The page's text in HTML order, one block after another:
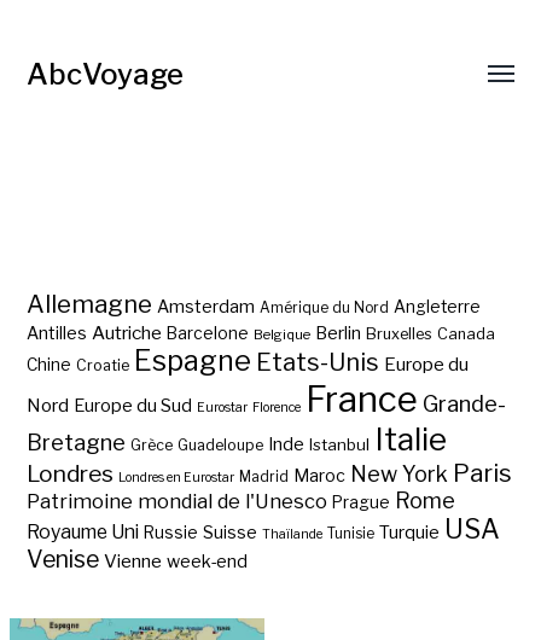
AbcVoyage
Allemagne Amsterdam Amérique du Nord Angleterre
Antilles Autriche Barcelone Belgique Berlin Bruxelles Canada
Chine Croatie Espagne Etats-Unis Europe du
Nord Europe du Sud Eurostar Florence France Grande-
Bretagne Grèce Guadeloupe Inde Istanbul Italie
Londres Londres en Eurostar Madrid Maroc New York Paris
Patrimoine mondial de l'Unesco Prague Rome
Royaume Uni Russie Suisse Thaïlande Tunisie Turquie USA
Venise Vienne week-end